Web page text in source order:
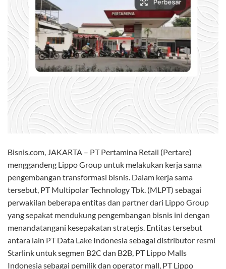
Bisnis.com, JAKARTA – PT Pertamina Retail (Pertare)
menggandeng Lippo Group untuk melakukan kerja sama
pengembangan transformasi bisnis. Dalam kerja sama
tersebut, PT Multipolar Technology Tbk. (MLPT) sebagai
perwakilan beberapa entitas dan partner dari Lippo Group
yang sepakat mendukung pengembangan bisnis ini dengan
menandatangani kesepakatan strategis. Entitas tersebut
antara lain PT Data Lake Indonesia sebagai distributor resmi
Starlink untuk segmen B2C dan B2B, PT Lippo Malls
Indonesia sebagai pemilik dan operator mall, PT Lippo